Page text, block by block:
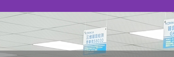
PCBA代工代料
SMT贴片加工
DIP插件加工
SMT生产能力
DIP生产能力
组装生产能力
工控控制类
安防设备类
汽车电子类